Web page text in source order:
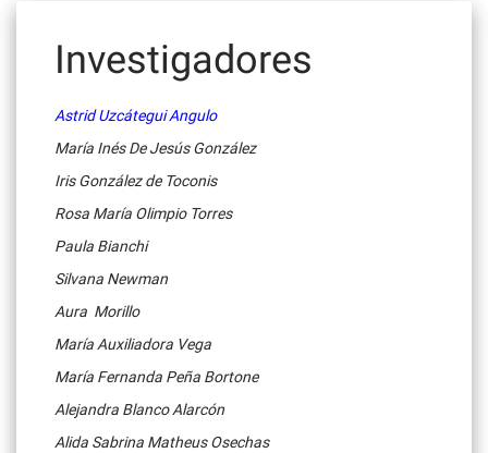
Investigadores
Astrid Uzcátegui Angulo
María Inés De Jesús González
Iris González de Toconis
Rosa María Olimpio Torres
Paula Bianchi
Silvana Newman
Aura Morillo
María Auxiliadora Vega
María Fernanda Peña Bortone
Alejandra Blanco Alarcón
Alida Sabrina Matheus Osechas